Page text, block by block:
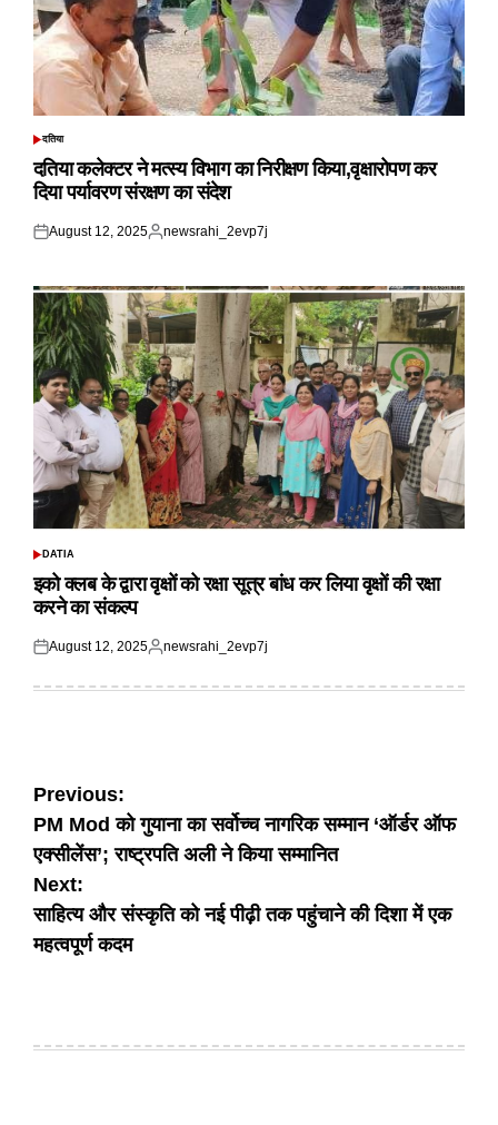
POSTED
दतिया
दतिया कलेक्टर ने मत्स्य विभाग का निरीक्षण किया,वृक्षारोपण कर
दिया पर्यावरण संरक्षण का संदेश
Posted
August 12, 2025
Posted
newsrahi_2evp7j
POSTED
DATIA
इको क्लब के द्वारा वृक्षों को रक्षा सूत्र बांध कर लिया वृक्षों की रक्षा
करने का संकल्प
Posted
August 12, 2025
Posted
newsrahi_2evp7j
Post
navigation
Previous:
PM Mod को गुयाना का सर्वोच्च नागरिक सम्मान ‘ऑर्डर ऑफ
एक्सीलेंस’; राष्ट्रपति अली ने किया सम्मानित
Next:
साहित्य और संस्कृति को नई पीढ़ी तक पहुंचाने की दिशा में एक
महत्वपूर्ण कदम